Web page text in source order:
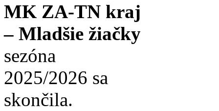
MK ZA-TN kraj
– Mladšie žiačky
sezóna
2025/2026 sa
skončila.